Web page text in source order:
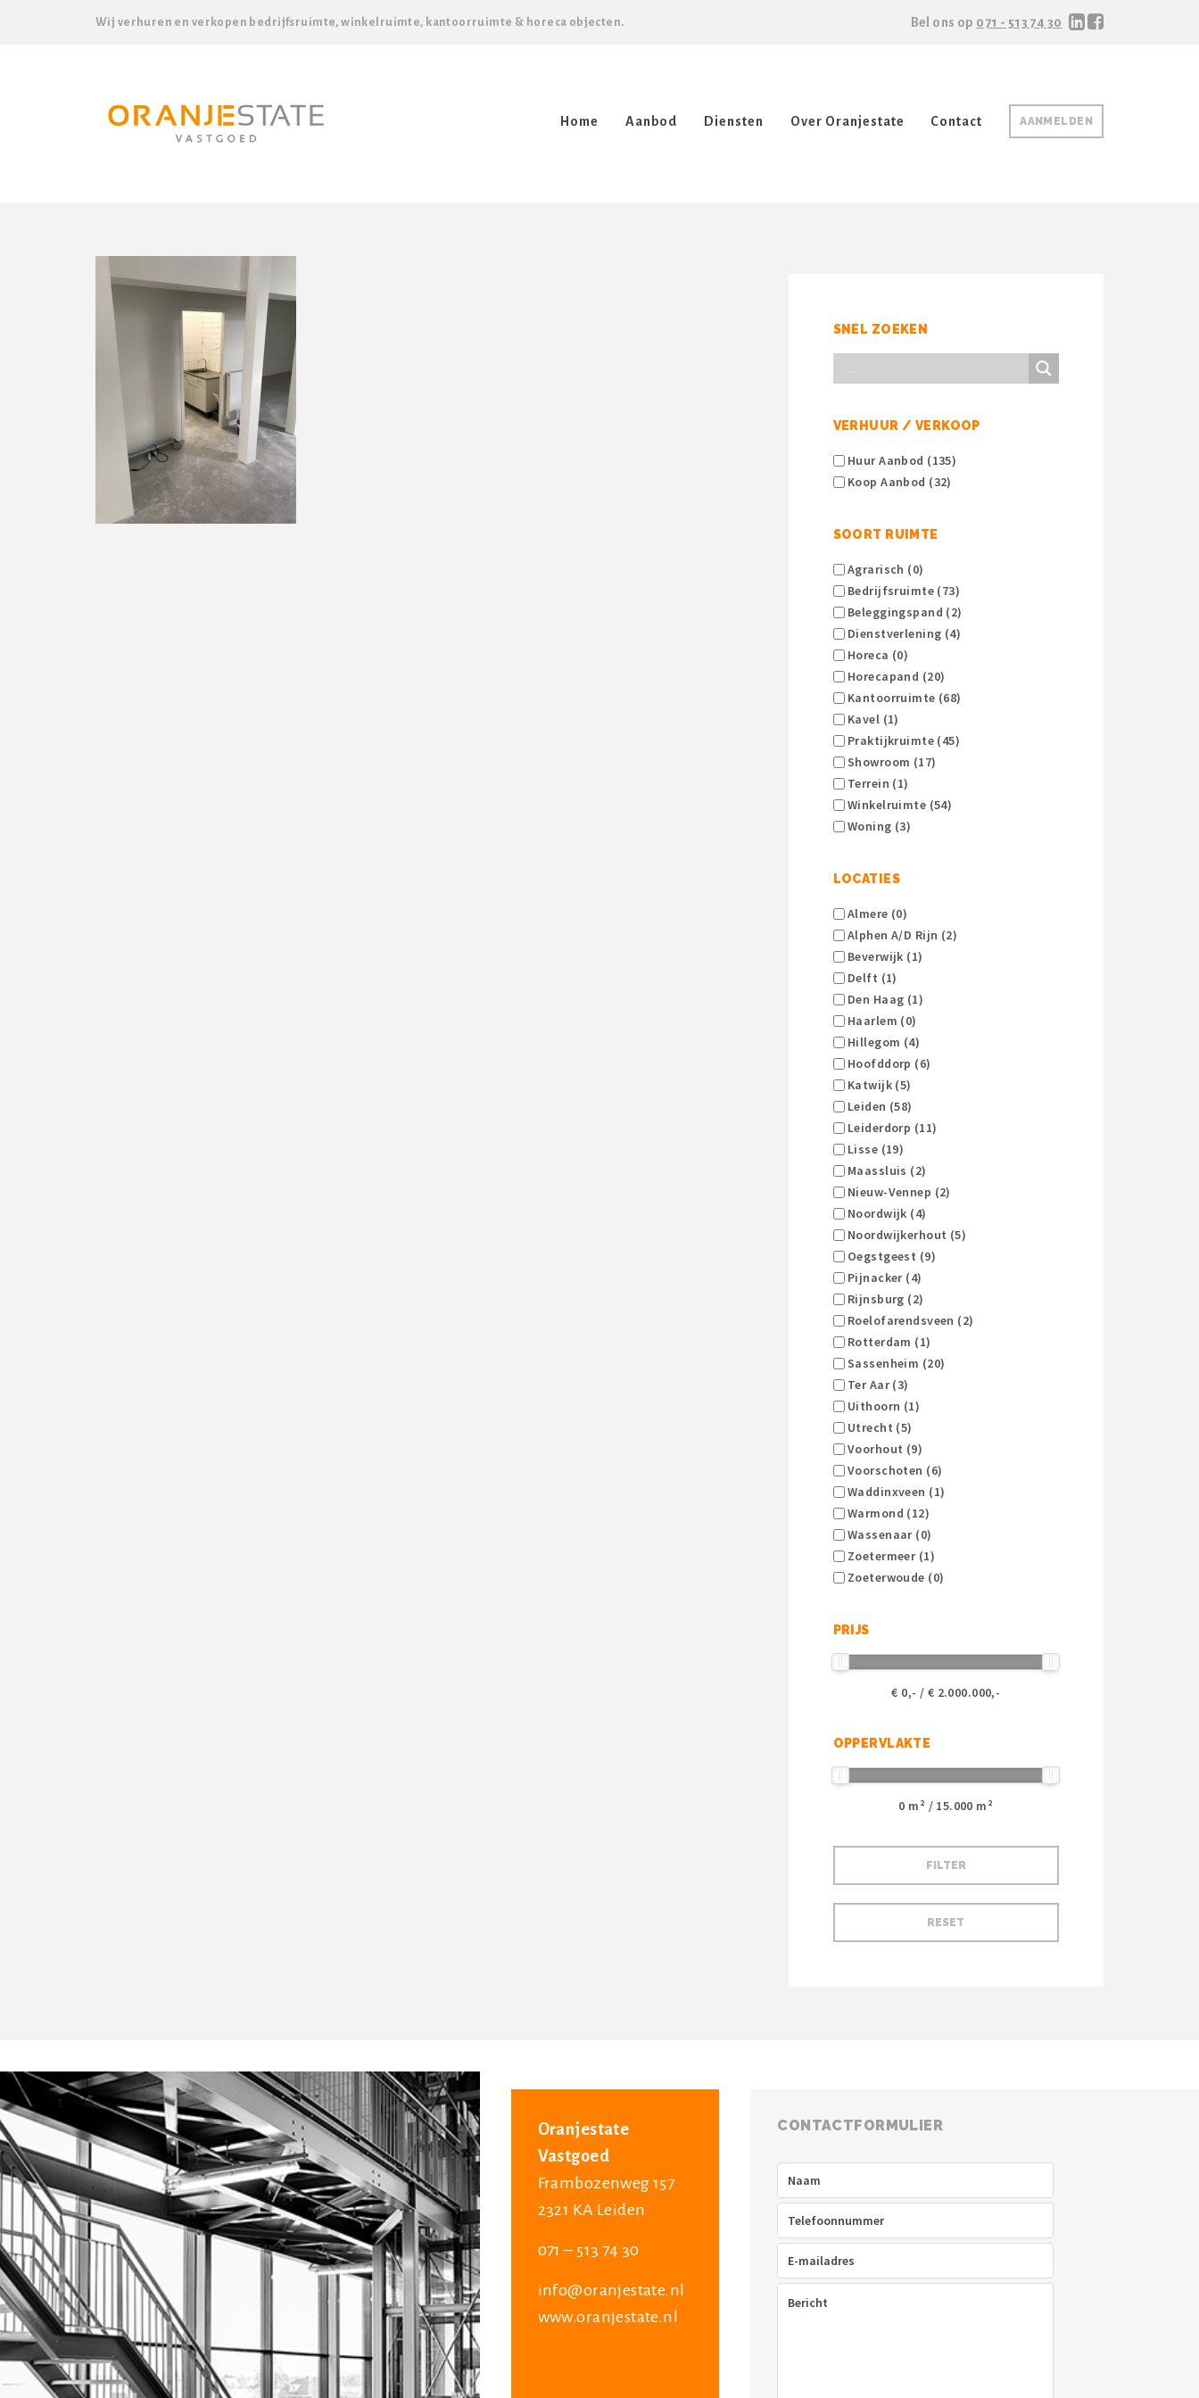
Wij verhuren en verkopen bedrijfsruimte, winkelruimte, kantoorruimte & horeca objecten. Bel ons op 071 - 513 74 30
AANMELDEN
Home Aanbod Diensten Over Oranjestate Contact
SNEL ZOEKEN
VERHUUR / VERKOOP
Huur Aanbod (135)
Koop Aanbod (32)
SOORT RUIMTE
Agrarisch (0)
Bedrijfsruimte (73)
Beleggingspand (2)
Dienstverlening (4)
Horeca (0)
Horecapand (20)
Kantoorruimte (68)
Kavel (1)
Praktijkruimte (45)
Showroom (17)
Terrein (1)
Winkelruimte (54)
Woning (3)
LOCATIES
Almere (0)
Alphen A/d Rijn (2)
Beverwijk (1)
Delft (1)
Den Haag (1)
Haarlem (0)
Hillegom (4)
Hoofddorp (6)
Katwijk (5)
Leiden (58)
Leiderdorp (11)
Lisse (19)
Maassluis (2)
Nieuw-Vennep (2)
Noordwijk (4)
Noordwijkerhout (5)
Oegstgeest (9)
Pijnacker (4)
Rijnsburg (2)
Roelofarendsveen (2)
Rotterdam (1)
Sassenheim (20)
Ter Aar (3)
Uithoorn (1)
Utrecht (5)
Voorhout (9)
Voorschoten (6)
Waddinxveen (1)
Warmond (12)
Wassenaar (0)
Zoetermeer (1)
Zoeterwoude (0)
PRIJS
€ 0,- / € 2.000.000,-
OPPERVLAKTE
0 m² / 15.000 m²
Oranjestate
Vastgoed
Frambozenweg 157
2321 KA Leiden
071 – 513 74 30
info@oranjestate.nl
www.oranjestate.nl
CONTACTFORMULIER
Telefoon
mailadres(Vereist)